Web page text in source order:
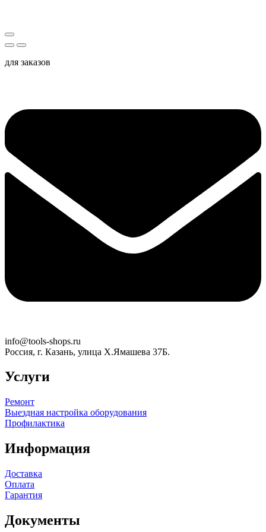
для заказов
info@tools-shops.ru
Россия, г. Казань, улица Х.Ямашева 37Б.
Услуги
Ремонт
Выездная настройка оборудования
Профилактика
Информация
Доставка
Оплата
Гарантия
Документы